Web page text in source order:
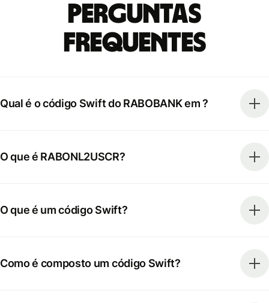
Perguntas
frequentes
Qual é o código Swift do RABOBANK em ?
O que é RABONL2USCR?
O que é um código Swift?
Como é composto um código Swift?